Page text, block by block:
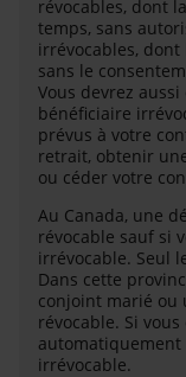
révocables, dont
temps, sans
irrévocables,
sans le
Vous devrez
bénéficiaire
prévus à votre
retrait, obtenir
ou céder votre
Au Canada, une
révocable sauf si
irrévocable. Seul
Dans cette
conjoint marié ou
révocable. Si
automatiquement
irrévocable.